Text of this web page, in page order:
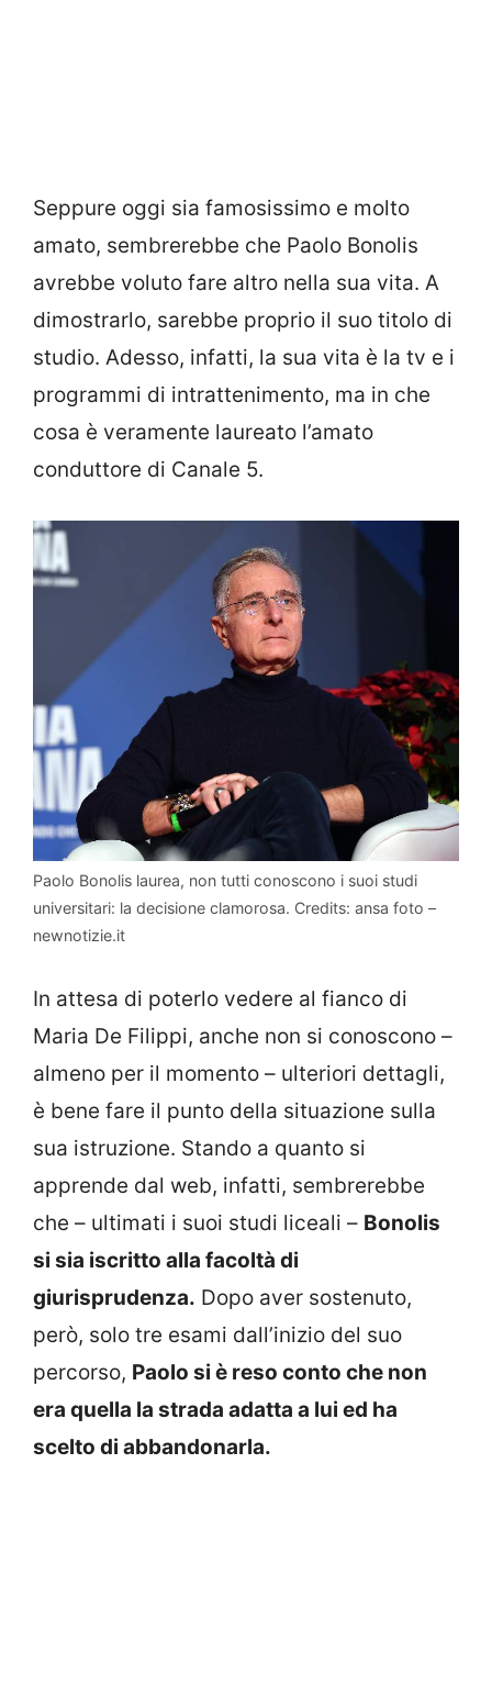
Seppure oggi sia famosissimo e molto
amato, sembrerebbe che Paolo Bonolis
avrebbe voluto fare altro nella sua vita. A
dimostrarlo, sarebbe proprio il suo titolo di
studio. Adesso, infatti, la sua vita è la tv e i
programmi di intrattenimento, ma in che
cosa è veramente laureato l’amato
conduttore di Canale 5.
Paolo Bonolis laurea, non tutti conoscono i suoi studi
universitari: la decisione clamorosa. Credits: ansa foto –
newnotizie.it
In attesa di poterlo vedere al fianco di
Maria De Filippi, anche non si conoscono –
almeno per il momento – ulteriori dettagli,
è bene fare il punto della situazione sulla
sua istruzione. Stando a quanto si
apprende dal web, infatti, sembrerebbe
che – ultimati i suoi studi liceali – Bonolis
si sia iscritto alla facoltà di
giurisprudenza. Dopo aver sostenuto,
però, solo tre esami dall’inizio del suo
percorso, Paolo si è reso conto che non
era quella la strada adatta a lui ed ha
scelto di abbandonarla.